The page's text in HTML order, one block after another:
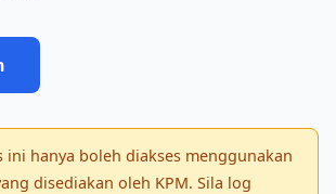
ini hanya boleh diakses menggunakan
disediakan oleh KPM. Sila log